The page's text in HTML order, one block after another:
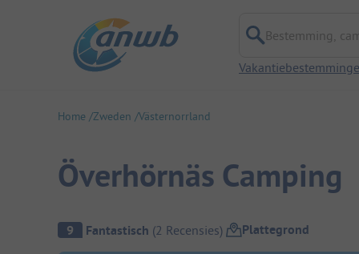
Bestemming,
Home Zweden Västernorrland
Överhörnäs Camping
Camping overzicht
9 Fantastisch (2 Recensies) Plattegrond